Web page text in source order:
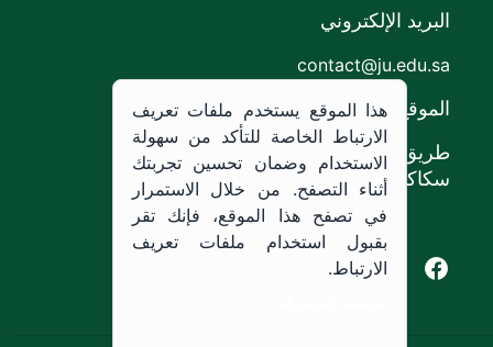
البريد الإلكتروني
contact@ju.edu.sa
الموقع
طريق الملك خالد،
سكاكا, المملكة العربية السعودية.
Facebook of Jouf University
X of Jouf University
هذا الموقع يستخدم ملفات تعريف
الارتباط الخاصة للتأكد من سهولة
الاستخدام وضمان تحسين تجربتك
أثناء التصفح. من خلال الاستمرار
في تصفح هذا الموقع، فإنك تقر
بقبول استخدام ملفات تعريف
الارتباط.